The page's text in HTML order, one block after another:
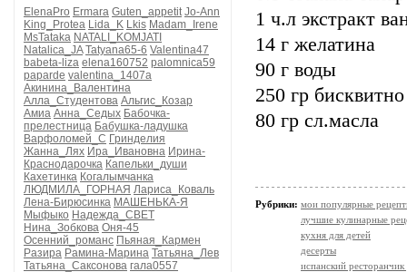
ElenaPro Ermara Guten_appetit Jo-Ann
King_Protea Lida_K Lkis Madam_Irene
MsTataka NATALI_KOMJATI
Natalica_JA Tatyana65-6 Valentina47
babeta-liza elena160752 palomnica59
paparde valentina_1407a
Акинина_Валентина
Алла_Студентова Альгис_Козар
Амиа Анна_Седых Бабочка-
прелестница Бабушка-ладушка
Варфоломей_С Гринделия
Жанна_Лях Ира_Ивановна Ирина-
Краснодарочка Капельки_души
Кахетинка Когалымчанка
ЛЮДМИЛА_ГОРНАЯ Лариса_Коваль
Лена-Бирюсинка МАШЕНЬКА-Я
Мыфыко Надежда_СВЕТ
Нина_Зобкова Оня-45
Осенний_романс Пьяная_Кармен
Разира Рамина-Марина Татьяна_Лев
Татьяна_Саксонова гала0557
1 ч.л экстракт
14 г желатина
90 г воды
250 гр
80 гр сл.масла
Рубрики: мои популярные
лучшие кулинарные
кухня для детей
десерты
испанский